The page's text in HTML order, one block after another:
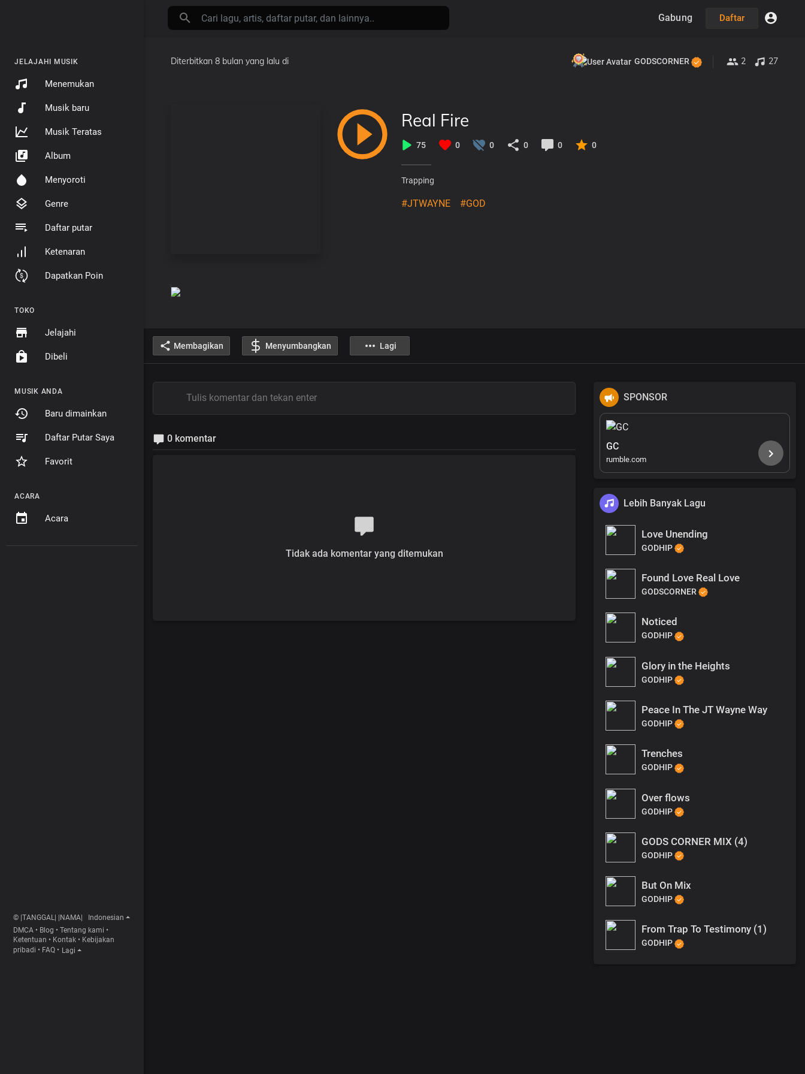
JELAJAHI MUSIK
Menemukan
Musik baru
Musik Teratas
Album
Menyoroti
Genre
Daftar putar
Ketenaran
Dapatkan Poin
TOKO
Jelajahi
Dibeli
MUSIK ANDA
Baru dimainkan
Daftar Putar Saya
Favorit
ACARA
Acara
© |TANGGAL| |NAMA|
Indonesian
DMCA • Blog • Tentang kami •
Ketentuan • Kontak • Kebijakan
pribadi • FAQ • Lagi
Gabung Daftar
Diterbitkan 8 bulan yang lalu di GODSCORNER 2 27
Real Fire
75 0 0 0 0 0
Trapping
#JTWAYNE #GOD
Membagikan Menyumbangkan Lagi
0 komentar
Tidak ada komentar yang ditemukan
SPONSOR
GC
rumble.com
Lebih Banyak Lagu
Love Unending
GODHIP
Found Love Real Love
GODSCORNER
Noticed
GODHIP
Glory in the Heights
GODHIP
Peace In The JT Wayne Way
GODHIP
Trenches
GODHIP
Over flows
GODHIP
GODS CORNER MIX (4)
GODHIP
But On Mix
GODHIP
From Trap To Testimony (1)
GODHIP